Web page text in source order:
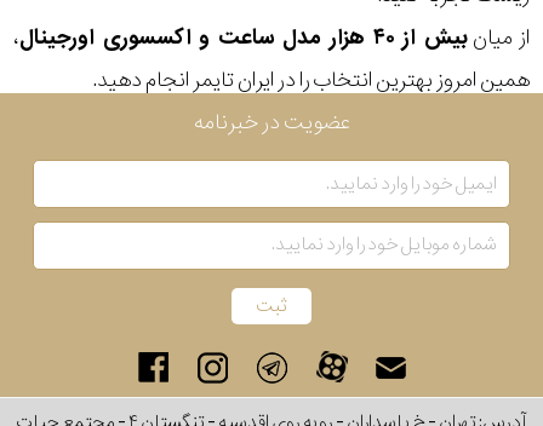
از میانبیش از ۴۰ هزار مدل ساعت و اکسسوری اورجینال
،
همین امروز بهترین انتخاب را در ایران تایمر انجام دهید.
رنگ
در
ساعت
جنس
عضویت در خبرنامه